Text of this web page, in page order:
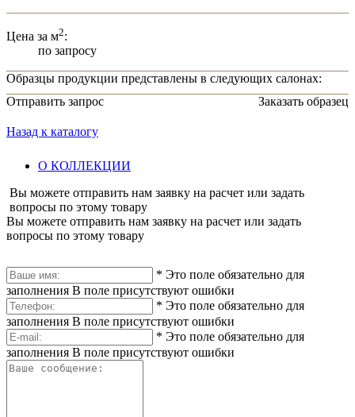
Цена за м2:
по запросу
Образцы продукции представлены в следующих салонах:
Отправить запрос
Заказать образец
Назад к каталогу
О КОЛЛЕКЦИИ
Вы можете отправить нам заявку на расчет или задать
вопросы по этому товару
Вы можете отправить нам заявку на расчет или задать
вопросы по этому товару
* Это поле обязательно для
заполнения В поле присутствуют ошибки
* Это поле обязательно для
заполнения В поле присутствуют ошибки
* Это поле обязательно для
заполнения В поле присутствуют ошибки